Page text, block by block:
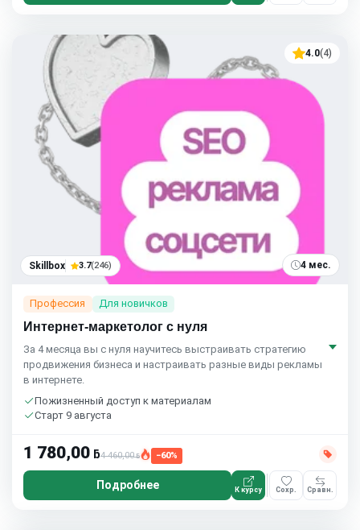
4.0(4)
Skillbox 3.7(246) 4 мес.
Профессия Для новичков
Интернет-маркетолог с нуля
За 4 месяца вы с нуля научитесь выстраивать стратегию
продвижения бизнеса и настраивать разные виды рекламы
в интернете.
Пожизненный доступ к материалам
Старт 9 августа
1 780,00 ƃ4 460,00ƃ −60%
Подробнее К курсу Сохр. Сравн.